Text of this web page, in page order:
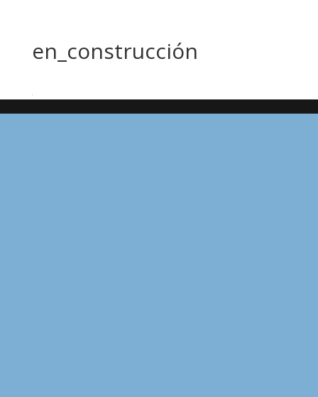
en_construcción